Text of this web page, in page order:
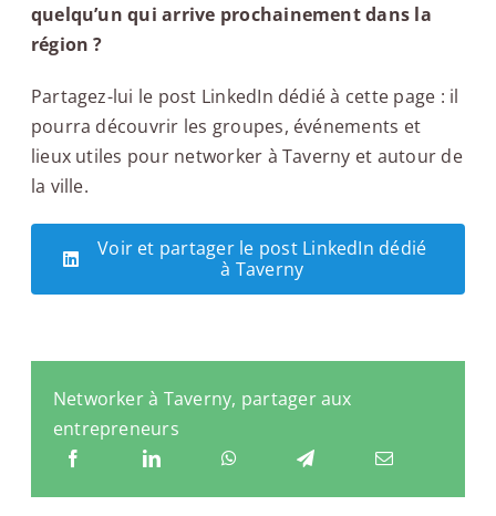
quelqu’un qui arrive prochainement dans la
région ?
Partagez-lui le post LinkedIn dédié à cette page : il
pourra découvrir les groupes, événements et
lieux utiles pour networker à Taverny et autour de
la ville.
Voir et partager le post LinkedIn dédié
à Taverny
Networker à Taverny, partager aux
entrepreneurs